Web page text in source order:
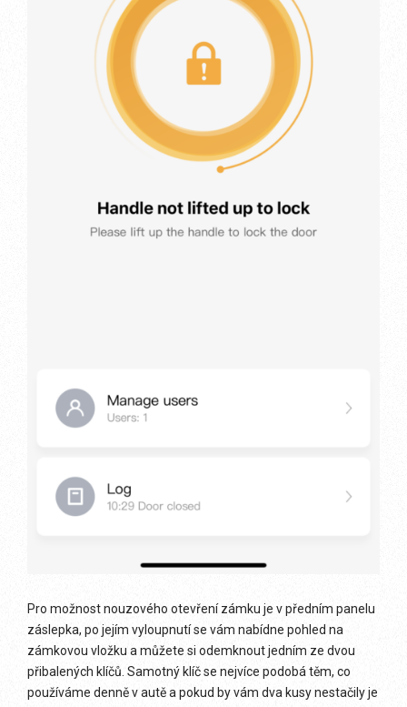
Pro možnost nouzového otevření zámku je v předním panelu
záslepka, po jejím vyloupnutí se vám nabídne pohled na
zámkovou vložku a můžete si odemknout jedním ze dvou
přibalených klíčů. Samotný klíč se nejvíce podobá těm, co
používáme denně v autě a pokud by vám dva kusy nestačily je